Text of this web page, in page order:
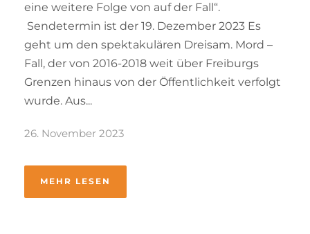
eine weitere Folge von auf der Fall“.
Sendetermin ist der 19. Dezember 2023 Es
geht um den spektakulären Dreisam. Mord –
Fall, der von 2016-2018 weit über Freiburgs
Grenzen hinaus von der Öffentlichkeit verfolgt
wurde. Aus...
26. November 2023
MEHR LESEN